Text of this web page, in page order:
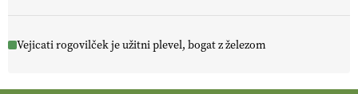
Vejicati rogovilček je užitni plevel, bogat z železom